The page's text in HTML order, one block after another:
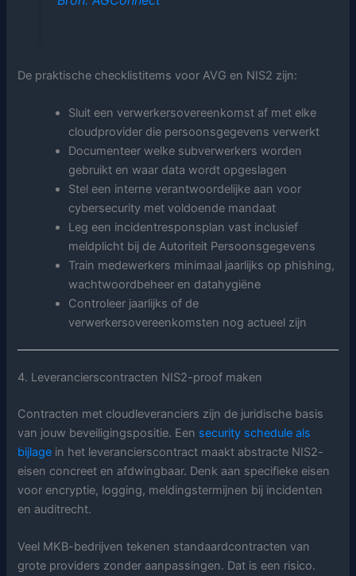
De praktische checklistitems voor AVG en NIS2 zijn:
Sluit een verwerkersovereenkomst af met elke
cloudprovider die persoonsgegevens verwerkt
Documenteer welke subverwerkers worden
gebruikt en waar data wordt opgeslagen
Stel een interne verantwoordelijke aan voor
cybersecurity met voldoende mandaat
Leg een incidentresponsplan vast inclusief
meldplicht bij de Autoriteit Persoonsgegevens
Train medewerkers minimaal jaarlijks op phishing,
wachtwoordbeheer en datahygiëne
Controleer jaarlijks of de
verwerkersovereenkomsten nog actueel zijn
4. Leverancierscontracten NIS2-proof maken
Contracten met cloudleveranciers zijn de juridische basis
van jouw beveiligingspositie. Een security schedule als
bijlage in het leverancierscontract maakt abstracte NIS2-
eisen concreet en afdwingbaar. Denk aan specifieke eisen
voor encryptie, logging, meldingstermijnen bij incidenten
en auditrecht.
Veel MKB-bedrijven tekenen standaardcontracten van
grote providers zonder aanpassingen. Dat is een risico.